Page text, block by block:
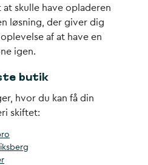
skulle have opladeren
løsning, der giver dig
af at have en
igen.
butik
hvor du kan få din
skiftet: